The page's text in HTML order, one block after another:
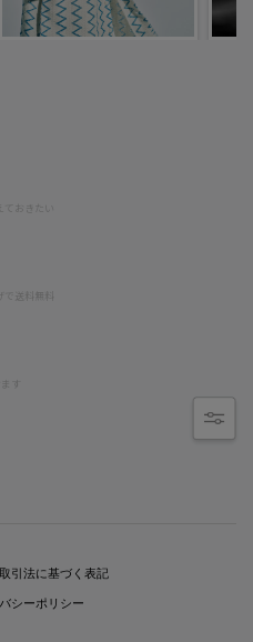
おきたい
で送料無料
す
引法に基づく表記
シーポリシー